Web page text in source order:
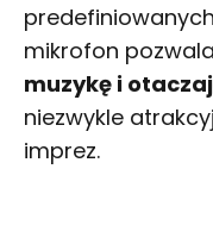
mikrofon
muzykę i
niezwykle
imprez.